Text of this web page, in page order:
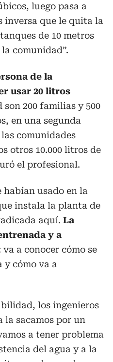
luego pasa a
inversa que le quita la
de 10 metros
comunidad”.
de la
usar 20 litros
200 familias y 500
en una segunda
comunidades
otros 10.000 litros de
el profesional.
habían usado en la
instala la planta de
aquí. La
y a
va a conocer cómo se
y cómo va a
los ingenieros
la sacamos por un
a tener problema
del agua y a la